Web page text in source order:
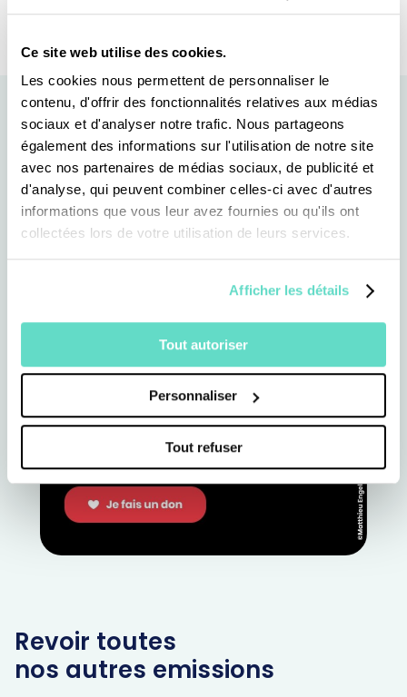
Ce site web utilise des cookies.
Les cookies nous permettent de personnaliser le
contenu, d'offrir des fonctionnalités relatives aux médias
sociaux et d'analyser notre trafic. Nous partageons
également des informations sur l'utilisation de notre site
avec nos partenaires de médias sociaux, de publicité et
d'analyse, qui peuvent combiner celles-ci avec d'autres
informations que vous leur avez fournies ou qu'ils ont
collectées lors de votre utilisation de leurs services.
Afficher les détails
Tout autoriser
Personnaliser
Tout refuser
avec la radio RCF
Revoir toutes
nos autres emissions